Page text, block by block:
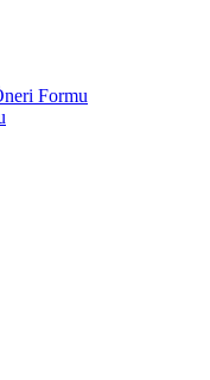
Formu